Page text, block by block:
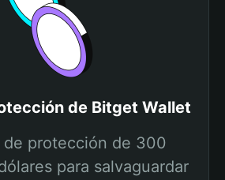
de Bitget Wallet
de protección de 300
para salvaguardar